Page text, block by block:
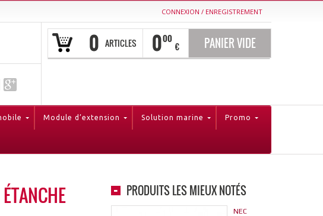
CONNEXION / ENREGISTREMENT
0 ARTICLES 000
€ PANIER VIDE
Module d’extension Solution marine Promo
PRODUITS LES MIEUX NOTÉS
NEC